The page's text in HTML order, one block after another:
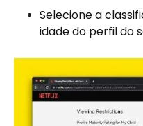
Selecione a
idade do perfil do